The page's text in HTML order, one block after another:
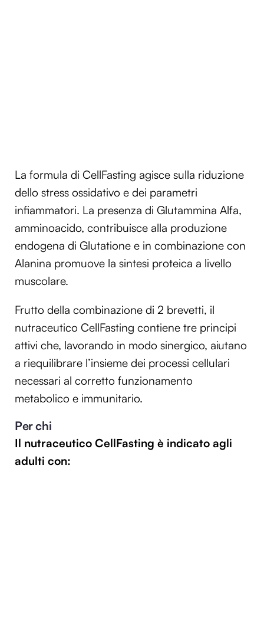
La formula di CellFasting agisce sulla riduzione
dello stress ossidativo e dei parametri
infiammatori. La presenza di Glutammina Alfa,
amminoacido, contribuisce alla produzione
endogena di Glutatione e in combinazione con
Alanina promuove la sintesi proteica a livello
muscolare.
Frutto della combinazione di 2 brevetti, il
nutraceutico CellFasting contiene tre principi
attivi che, lavorando in modo sinergico, aiutano
a riequilibrare l’insieme dei processi cellulari
necessari al corretto funzionamento
metabolico e immunitario.
Per chi
Il nutraceutico CellFasting è indicato agli
adulti con: